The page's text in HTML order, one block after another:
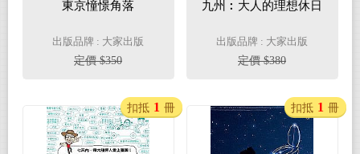
東京憧憬角落
出版品牌 : 大家出版
定價 $350
九州︰大人的理想休日
出版品牌 : 大家出版
定價 $380
扣抵 1 冊 扣抵 1 冊